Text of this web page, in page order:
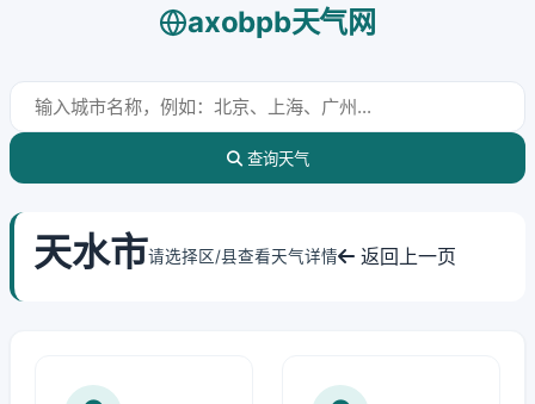
axobpb天气网
查询天气
天水市请选择区/县查看天气详情 返回上一页